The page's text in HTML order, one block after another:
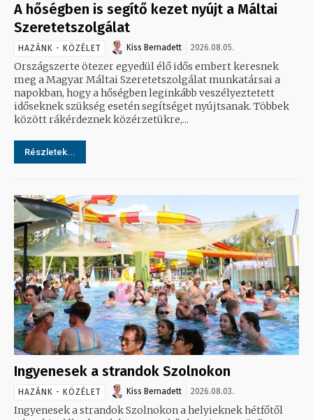
A hőségben is segítő kezet nyújt a Máltai
Szeretetszolgálat
HAZÁNK - KÖZÉLET Kiss Bernadett 2026.08.05.
Országszerte ötezer egyedül élő idős embert keresnek
meg a Magyar Máltai Szeretetszolgálat munkatársai a
napokban, hogy a hőségben leginkább veszélyeztetett
időseknek szükség esetén segítséget nyújtsanak. Többek
között rákérdeznek közérzetükre,...
Részletek...
Ingyenesek a strandok Szolnokon
HAZÁNK - KÖZÉLET Kiss Bernadett 2026.08.03.
Ingyenesek a strandok Szolnokon a helyieknek hétfőtől